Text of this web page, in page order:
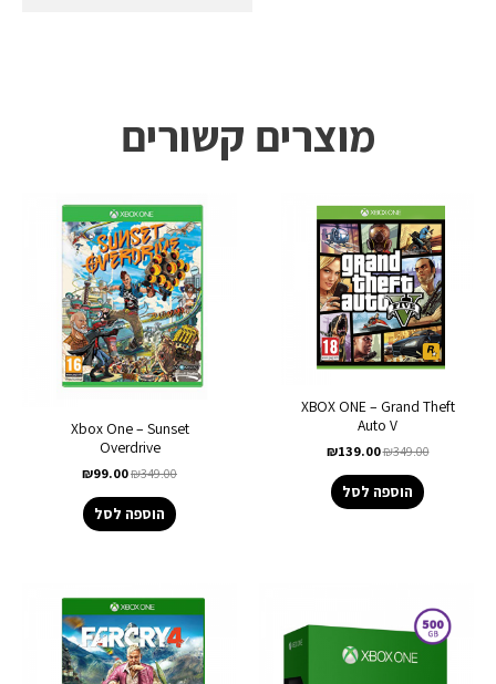
מוצרים קשורים
XBOX ONE – Grand Theft
Auto V
₪349.00
₪139.00
הוספה לסל
Xbox One – Sunset
Overdrive
₪349.00
₪99.00
הוספה לסל